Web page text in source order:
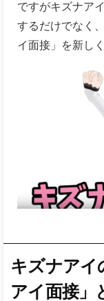
ですがキズナア
するだけでなく
イ面接」を新し
キズナアイ
アイ面接」